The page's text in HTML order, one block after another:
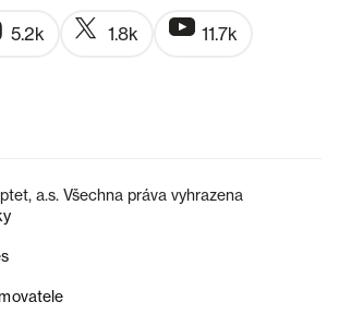
5.2k 1.8k 11.7k
a.s. Všechna práva vyhrazena